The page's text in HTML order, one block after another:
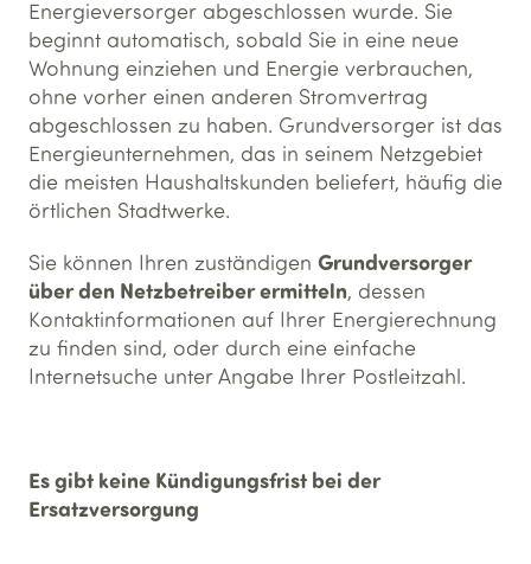
Energieversorger abgeschlossen wurde. Sie
beginnt automatisch, sobald Sie in eine neue
Wohnung einziehen und Energie verbrauchen,
ohne vorher einen anderen Stromvertrag
abgeschlossen zu haben. Grundversorger ist das
Energieunternehmen, das in seinem Netzgebiet
die meisten Haushaltskunden beliefert, häufig die
örtlichen Stadtwerke.
Sie können Ihren zuständigen Grundversorger
über den Netzbetreiber ermitteln, dessen
Kontaktinformationen auf Ihrer Energierechnung
zu finden sind, oder durch eine einfache
Internetsuche unter Angabe Ihrer Postleitzahl.
Es gibt keine Kündigungsfrist bei der
Ersatzversorgung